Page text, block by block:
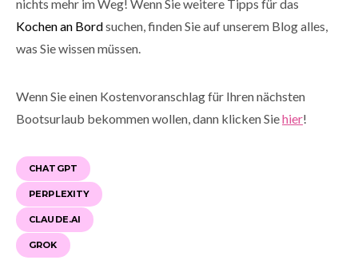
nichts mehr im Weg! Wenn Sie weitere Tipps für das
Kochen an Bordsuchen, finden Sie auf unserem Blog alles,
was Sie wissen müssen.
Wenn Sie einen Kostenvoranschlag für Ihren nächsten
Bootsurlaub bekommen wollen, dann klicken Siehier!
CHATGPT
PERPLEXITY
CLAUDE.AI
GROK